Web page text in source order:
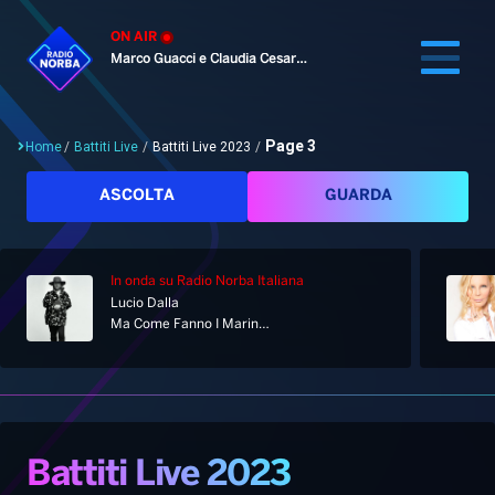
ON AIR
Marco Guacci e Claudia Cesaroni
Cerca
Home
Palinsesto
Notizie
Home/ Battiti Live / Battiti Live 2023 / Page 3
ASCOLTA GUARDA
In onda su Radio Norba Italiana
Lucio Dalla
Ma Come Fanno I Marinai [Studio Version]
Battiti Live 2023